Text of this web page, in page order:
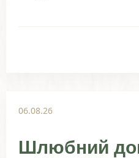
06.08.26
Шлюбний